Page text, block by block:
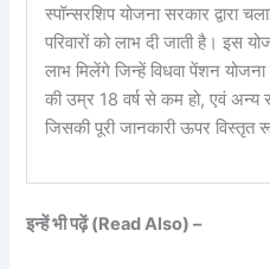
स्पॉन्सरशिप योजना सरकार द्वारा
परिवारों को लाभ दी जाती है। इस
लाभ मिलेंगे जिन्हें विधवा पेंशन
की उम्र 18 वर्ष से कम हो, एवं अन्य
जिसकी पूरी जानकारी ऊपर विस्तृत
इन्हें भी पढ़ें (Read Also) –